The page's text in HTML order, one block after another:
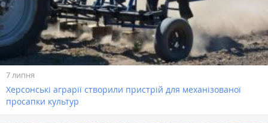
7 липня
Херсонські аграрії створили пристрій для механізованої
просапки культур